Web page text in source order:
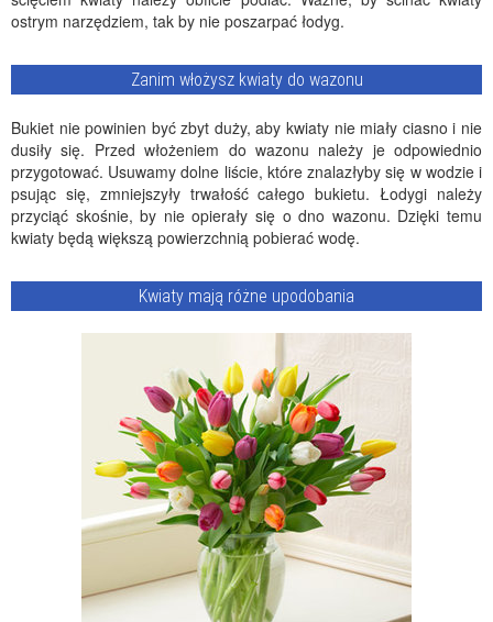
ostrym narzędziem, tak by nie poszarpać łodyg.
Zanim włożysz kwiaty do wazonu
Bukiet nie powinien być zbyt duży, aby kwiaty nie miały ciasno i nie
dusiły się. Przed włożeniem do wazonu należy je odpowiednio
przygotować. Usuwamy dolne liście, które znalazłyby się w wodzie i
psując się, zmniejszyły trwałość całego bukietu. Łodygi należy
przyciąć skośnie, by nie opierały się o dno wazonu. Dzięki temu
kwiaty będą większą powierzchnią pobierać wodę.
Kwiaty mają różne upodobania